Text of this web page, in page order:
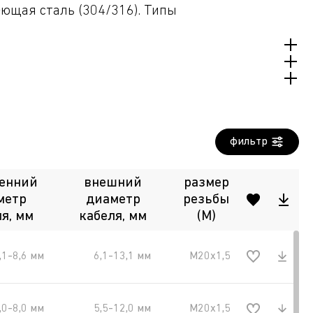
сталь (304/316). Типы
фильтр
мм
внешний
диаметр
кабеля, мм
размер
резьбы
(M)
8,6 мм 6,1-13,1 мм М20х1,5
8,0 мм 5,5-12,0 мм М20х1,5